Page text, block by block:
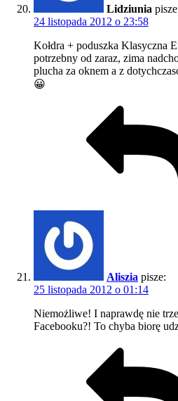
Lidziunia
24 listopada 2012 o 23:58
Kołdra + poduszka Klasyczna
potrzebny od zaraz, zima
plucha za oknem a z
😀
Aliszia pisze:
25 listopada 2012 o 01:14
Niemożliwe! I naprawdę nie
Facebooku?! To chyba biorę